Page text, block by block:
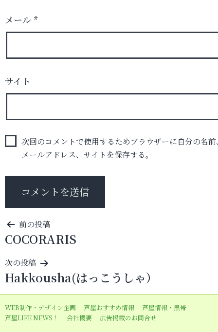
メール *
サイト
次回のコメントで使用するためブラウザーに自分の名前
メールアドレス、サイトを保存する。
投
稿
ナ
ビ
ゲ
ー
シ
前の投稿
COCORARIS
次の投稿
Hakkousha(はっこうしゃ）
WEB制作・デザイン企画 芦屋おすすめ情報
芦屋情報・黒帯
芦屋LIFE NEWS！
会社概要 広告掲載のお問合せ